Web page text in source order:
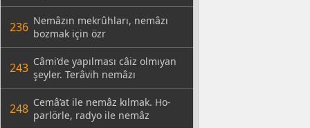
236 Nemâzın mekrûhları, nemâzı
bozmak için özr
243 Câmi’de yapılması câiz olmıyan
şeyler. Terâvih nemâzı
248 Cemâ’at ile nemâz kılmak. Ho-
parlörle, radyo ile nemâz